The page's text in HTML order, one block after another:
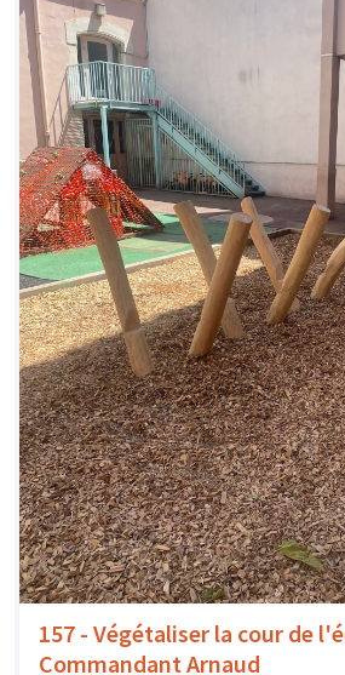
157 - Végétaliser la cour de
Commandant Arnaud